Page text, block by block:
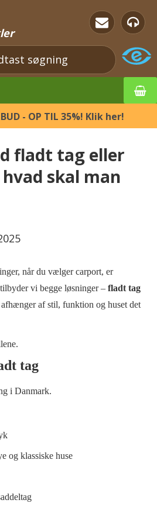
- OP TIL 35%! Klik her!
fladt tag eller
skal man
når du vælger carport, er
vi begge løsninger – fladt tag
af stil, funktion og huset det
tag
i Danmark.
og klassiske huse